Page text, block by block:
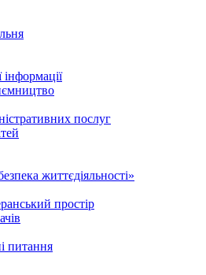
послуг
життєдіяльності»
простір
питання